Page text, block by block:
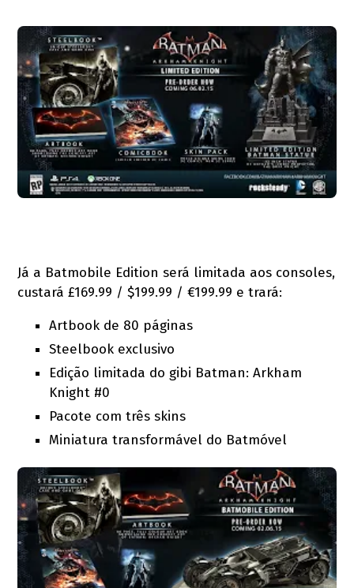
Já a Batmobile Edition será limitada aos consoles,
custará £169.99 / $199.99 / €199.99 e trará:
Artbook de 80 páginas
Steelbook exclusivo
Edição limitada do gibi Batman: Arkham
Knight #0
Pacote com três skins
Miniatura transformável do Batmóvel